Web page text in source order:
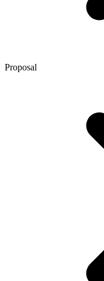
Proposal